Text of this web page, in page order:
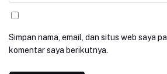
Simpan nama, email, dan situs web saya
komentar saya berikutnya.